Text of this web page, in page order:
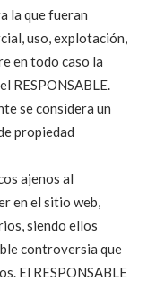
la que fueran
uso, explotación,
en todo caso la
RESPONSABLE.
se considera un
propiedad
ajenos al
en el sitio web,
siendo ellos
controversia que
El RESPONSABLE